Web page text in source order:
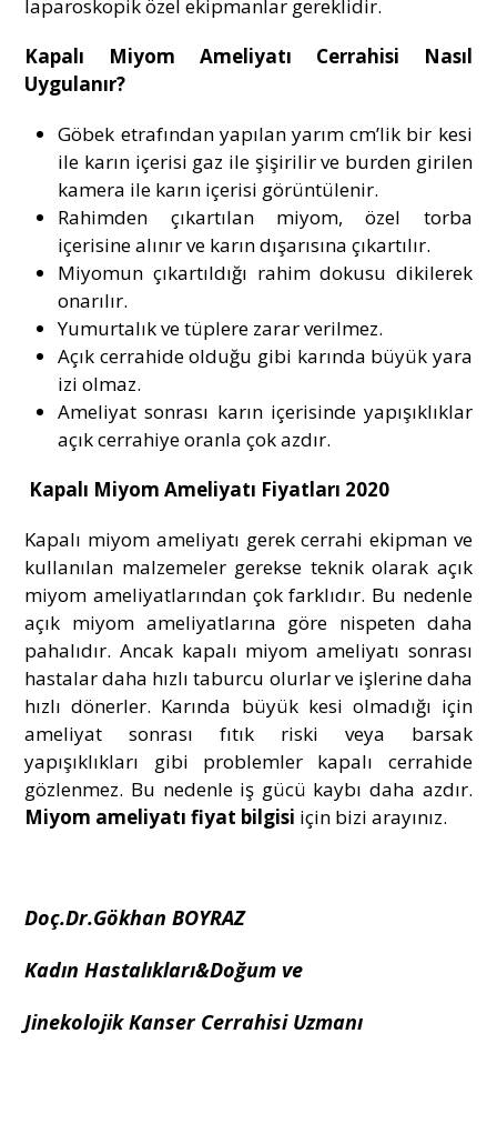
laparoskopik özel ekipmanlar gereklidir.
Kapalı Miyom Ameliyatı Cerrahisi Nasıl
Uygulanır?
Göbek etrafından yapılan yarım cm’lik bir kesi
ile karın içerisi gaz ile şişirilir ve burden girilen
kamera ile karın içerisi görüntülenir.
Rahimden çıkartılan miyom, özel torba
içerisine alınır ve karın dışarısına çıkartılır.
Miyomun çıkartıldığı rahim dokusu dikilerek
onarılır.
Yumurtalık ve tüplere zarar verilmez.
Açık cerrahide olduğu gibi karında büyük yara
izi olmaz.
Ameliyat sonrası karın içerisinde yapışıklıklar
açık cerrahiye oranla çok azdır.
Kapalı Miyom Ameliyatı Fiyatları 2020
Kapalı miyom ameliyatı gerek cerrahi ekipman ve
kullanılan malzemeler gerekse teknik olarak açık
miyom ameliyatlarından çok farklıdır. Bu nedenle
açık miyom ameliyatlarına göre nispeten daha
pahalıdır. Ancak kapalı miyom ameliyatı sonrası
hastalar daha hızlı taburcu olurlar ve işlerine daha
hızlı dönerler. Karında büyük kesi olmadığı için
ameliyat sonrası fıtık riski veya barsak
yapışıklıkları gibi problemler kapalı cerrahide
gözlenmez. Bu nedenle iş gücü kaybı daha azdır.
Miyom ameliyatı fiyat bilgisi için bizi arayınız.
Doç.Dr.Gökhan BOYRAZ
Kadın Hastalıkları&Doğum ve
Jinekolojik Kanser Cerrahisi Uzmanı